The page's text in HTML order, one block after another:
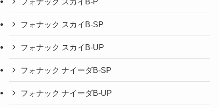
フォナック スカイB-SP
フォナック スカイB-UP
フォナック ナイーダB-SP
フォナック ナイーダB-UP